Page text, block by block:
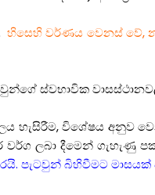
හිසෙහි වර්ණය වෙනස් වේ,
ස්වභාවික
හැසිරීම, විශේෂය අනුව
වර්ග ලබා දීමෙන් ගැහැණු
පැටවුන් බිහිවීමට